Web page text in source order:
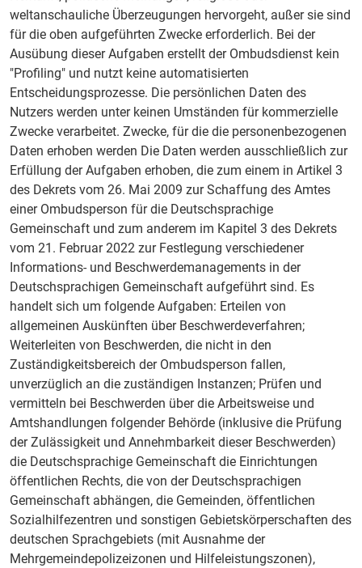
weltanschauliche Überzeugungen hervorgeht, außer sie sind
für die oben aufgeführten Zwecke erforderlich. Bei der
Ausübung dieser Aufgaben erstellt der Ombudsdienst kein
"Profiling" und nutzt keine automatisierten
Entscheidungsprozesse. Die persönlichen Daten des
Nutzers werden unter keinen Umständen für kommerzielle
Zwecke verarbeitet. Zwecke, für die die personenbezogenen
Daten erhoben werden Die Daten werden ausschließlich zur
Erfüllung der Aufgaben erhoben, die zum einem in Artikel 3
des Dekrets vom 26. Mai 2009 zur Schaffung des Amtes
einer Ombudsperson für die Deutschsprachige
Gemeinschaft und zum anderem im Kapitel 3 des Dekrets
vom 21. Februar 2022 zur Festlegung verschiedener
Informations- und Beschwerdemanagements in der
Deutschsprachigen Gemeinschaft aufgeführt sind. Es
handelt sich um folgende Aufgaben: Erteilen von
allgemeinen Auskünften über Beschwerdeverfahren;
Weiterleiten von Beschwerden, die nicht in den
Zuständigkeitsbereich der Ombudsperson fallen,
unverzüglich an die zuständigen Instanzen; Prüfen und
vermitteln bei Beschwerden über die Arbeitsweise und
Amtshandlungen folgender Behörde (inklusive die Prüfung
der Zulässigkeit und Annehmbarkeit dieser Beschwerden)
die Deutschsprachige Gemeinschaft die Einrichtungen
öffentlichen Rechts, die von der Deutschsprachigen
Gemeinschaft abhängen, die Gemeinden, öffentlichen
Sozialhilfezentren und sonstigen Gebietskörperschaften des
deutschen Sprachgebiets (mit Ausnahme der
Mehrgemeindepolizeizonen und Hilfeleistungszonen),